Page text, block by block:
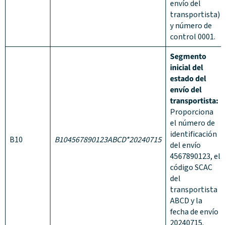
envío del
transportista)
y número de
control 0001.
B10 B104567890123ABCD*20240715
Segmento
inicial del
estado del
envío del
transportista:
Proporciona
el número de
identificación
del envío
4567890123, el
código SCAC
del
transportista
ABCD y la
fecha de envío